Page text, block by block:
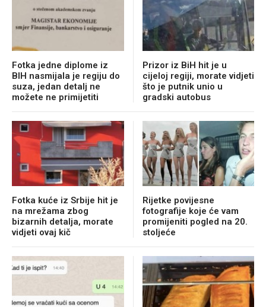
Fotka jedne diplome iz
BIH nasmijala je regiju do
suza, jedan detalj ne
možete ne primijetiti
Prizor iz BiH hit je u
cijeloj regiji, morate vidjeti
što je putnik unio u
gradski autobus
Fotka kuće iz Srbije hit je
na mrežama zbog
bizarnih detalja, morate
vidjeti ovaj kič
Rijetke povijesne
fotografije koje će vam
promijeniti pogled na 20.
stoljeće